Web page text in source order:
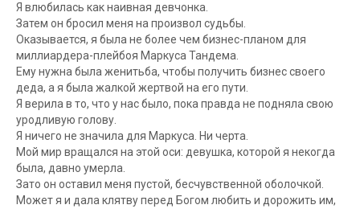
Я влюбилась как наивная девчонка.
Затем он бросил меня на произвол судьбы.
Оказывается, я была не более чем бизнес-планом для
миллиардера-плейбоя Маркуса Тандема.
Ему нужна была женитьба, чтобы получить бизнес своего
деда, а я была жалкой жертвой на его пути.
Я верила в то, что у нас было, пока правда не подняла свою
уродливую голову.
Я ничего не значила для Маркуса. Ни черта.
Мой мир вращался на этой оси: девушка, которой я некогда
была, давно умерла.
Зато он оставил меня пустой, бесчувственной оболочкой.
Может я и дала клятву перед Богом любить и дорожить им,